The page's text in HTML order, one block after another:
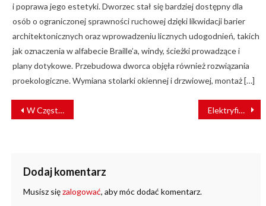
i poprawa jego estetyki. Dworzec stał się bardziej dostępny dla
osób o ograniczonej sprawności ruchowej dzięki likwidacji barier
architektonicznych oraz wprowadzeniu licznych udogodnień, takich
jak oznaczenia w alfabecie Braille’a, windy, ścieżki prowadzące i
plany dotykowe. Przebudowa dworca objęła również rozwiązania
proekologiczne. Wymiana stolarki okiennej i drzwiowej, montaż […]
NAWIGACJA
WPISU
W Częstochowie wydłuża się czas oczekiwania na Twisty II Elektryfikacja linii Wrocław – Zgorzelec usprawniła przejazdy pasażerskie i towarowe
Dodaj komentarz
Musisz sięzalogować, aby móc dodać komentarz.